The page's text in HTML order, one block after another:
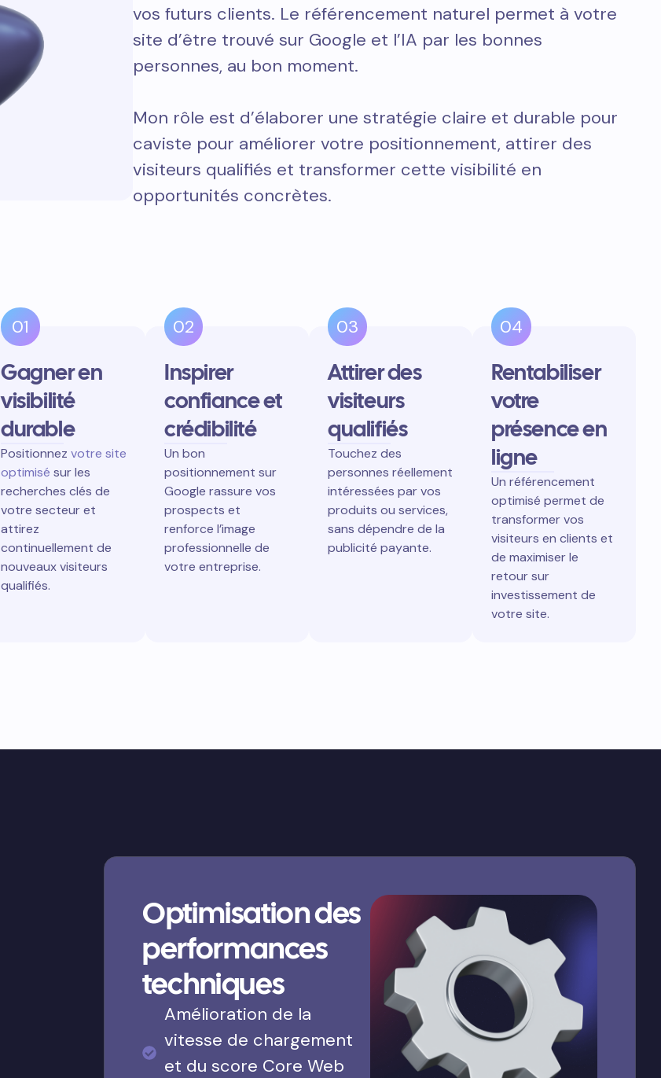
vos futurs clients. Le référencement naturel permet à votre
site d’être trouvé sur Google et l’IA par les bonnes
personnes, au bon moment.
Mon rôle est d’élaborer une stratégie claire et durable pour
caviste pour améliorer votre positionnement, attirer des
visiteurs qualifiés et transformer cette visibilité en
opportunités concrètes.
01
Gagner en
visibilité
durable
Positionnez votre site
optimisé sur les
recherches clés de
votre secteur et
attirez
continuellement de
nouveaux visiteurs
qualifiés.
02
Inspirer
confiance et
crédibilité
Un bon
positionnement sur
Google rassure vos
prospects et
renforce l’image
professionnelle de
votre entreprise.
03
Attirer des
visiteurs
qualifiés
Touchez des
personnes réellement
intéressées par vos
produits ou services,
sans dépendre de la
publicité payante.
04
Rentabiliser
votre
présence en
ligne
Un référencement
optimisé permet de
transformer vos
visiteurs en clients et
de maximiser le
retour sur
investissement de
votre site.
Optimisation des
performances
techniques
Amélioration de la
vitesse de chargement
et du score Core Web